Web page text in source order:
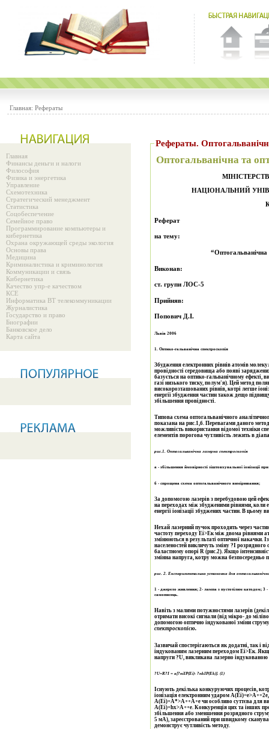
Главная: Рефераты
Главная
Финансы деньги и налоги
Философия
Физика и энергетика
Управление
Схемотехника
Стратегический менеджмент
Статистика
Соцобеспечение
Семейное право
Программирование компьютеры и
кибернетика
Охрана окружающей среды экология
Основы права
Медицина
Криминалистика и криминология
Коммуникации и связь
Кибернетика
Качество упр-е качеством
КСЕ
Информатика ВТ телекоммуникации
Журналистика
Государство и право
Биографии
Банковское дело
Карта сайта
Рефераты.
Оптогальванічна та
НАЦІОНАЛЬНИЙ
Реферат
на тему:
“Оптогальванічна
Виконав:
ст. групи ЛОС-5
Прийняв:
Попович Д.І.
Львів 2006
1. Оптико-гальванічна спектроскопія
Збудження електронних рівнів атомів
провідності середовища або появі
базується на оптико-гальванічному ефекті,
газі низького тиску, полум'я). Цей метод
високорозташованих рівнів, котрі легше
енергії збудження частин також дещо
збільшення провідності.
Типова схема оптогальванічного
показана на рис.1,б. Перевагами даного
можливість використання відомої техніки
елементів порогова чутливість лежить в
рис.1. Оптогальванічна лазерна спектроскопія
а - збільшення ймовірності зіштовхувальної іонізації
б - спрощена схема оптогальванічного вимірювання;
За допомогою лазерів з перебудовою цей
на переходах між збудженими рівнями, коли
енергії іонізації збуджених частин. В
Нехай лазерний пучок проходить через
частоту переходу Еі>Ек між двома рівнями
змінюються в результаті оптичної накачки.
населеностей викличуть зміну ?І
баластному опорі R (рис.2). Якщо
змінна напруга, котру можна безпосередньо
рис. 2. Експериментальна установка для
1 - джерело живлення; 2- лампа з пустотілим катодом; 3
самописець.
Навіть з малими потужностями лазерів (декілька міліват) в газових розрядах в декілька міліампер можна
отримати високі сигнали (від мікро- до
допомогою оптично індукованої зміни
спектроскопією.
Зазвичай спостерігаються як додатні, так і
індукованим лазерним переходом Еі>Ек.
напруги ?U, викликана лазерно
?U=R?I = a[?niIP(Ei)- ?nkIP(Ek)]. (1)
Існують декілька конкуруючих процесів,
іонізація електронним ударом
A(Ei)+A*>A++A+e чи особливо суттєва для
A(Ei)+hх>A++e. Конкуренція цих та інших
збільшення або зменшення розрядного
5 мА), зареєстрований при швидкому
демонструє чутливість методу.